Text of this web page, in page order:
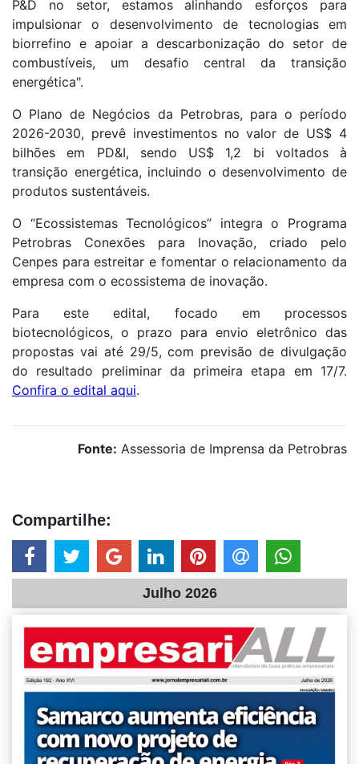
P&D no setor, estamos alinhando esforços para
impulsionar o desenvolvimento de tecnologias em
biorrefino e apoiar a descarbonização do setor de
combustíveis, um desafio central da transição
energética".
O Plano de Negócios da Petrobras, para o período
2026-2030, prevê investimentos no valor de US$ 4
bilhões em PD&I, sendo US$ 1,2 bi voltados à
transição energética, incluindo o desenvolvimento de
produtos sustentáveis.
O “Ecossistemas Tecnológicos” integra o Programa
Petrobras Conexões para Inovação, criado pelo
Cenpes para estreitar e fomentar o relacionamento da
empresa com o ecossistema de inovação.
Para este edital, focado em processos
biotecnológicos, o prazo para envio eletrônico das
propostas vai até 29/5, com previsão de divulgação
do resultado preliminar da primeira etapa em 17/7.
Confira o edital aqui.
Fonte: Assessoria de Imprensa da Petrobras
Compartilhe:
Julho 2026